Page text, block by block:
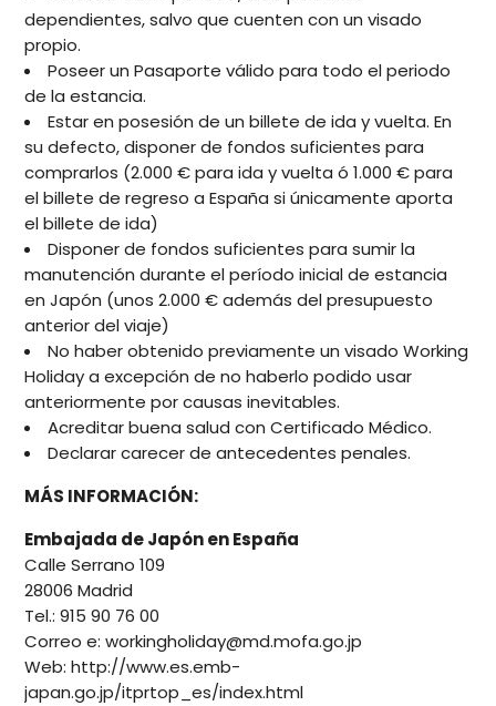
dependientes, salvo que cuenten con un visado
propio.
Poseer un Pasaporte válido para todo el periodo
de la estancia.
Estar en posesión de un billete de ida y vuelta. En
su defecto, disponer de fondos suficientes para
comprarlos (2.000 € para ida y vuelta ó 1.000 € para
el billete de regreso a España si únicamente aporta
el billete de ida)
Disponer de fondos suficientes para sumir la
manutención durante el período inicial de estancia
en Japón (unos 2.000 € además del presupuesto
anterior del viaje)
No haber obtenido previamente un visadoWorking
Holiday a excepción de no haberlo podido usar
anteriormente por causas inevitables.
Acreditar buena salud con Certificado Médico.
Declarar carecer de antecedentes penales.
MÁS INFORMACIÓN:
Embajada de Japón en España
Calle Serrano 109
28006 Madrid
Tel.: 915 90 76 00
Correo e:workingholiday@md.mofa.go.jp
Web:http://www.es.emb-
japan.go.jp/itprtop_es/index.html